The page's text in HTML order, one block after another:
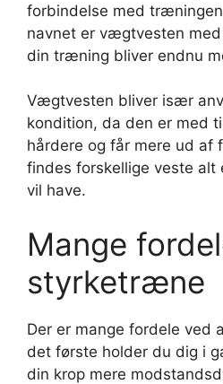
forbindelse med
navnet er vægtvesten
din træning bliver endnu
Vægtvesten bliver især
kondition, da den er med
hårdere og får mere ud af
findes forskellige veste alt
vil have.
Mange
styrketræne
Der er mange fordele ved
det første holder du dig i
din krop mere